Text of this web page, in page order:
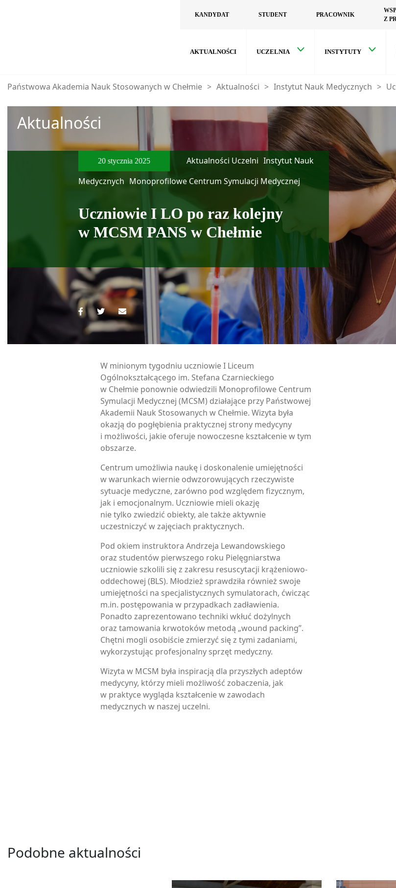
KANDYDAT STUDENT PRACOWNIK
Z
AKTUALNOŚCI UCZELNIA INSTYTUTY
Państwowa Akademia Nauk Stosowanych w Chełmie > Aktualności > Instytut Nauk Medycznych >
Aktualności
20 stycznia 2025 Aktualności Uczelni Instytut Nauk
Medycznych Monoprofilowe Centrum Symulacji Medycznej
Uczniowie I LO po raz kolejny
w MCSM PANS w Chełmie
W minionym tygodniu uczniowie I Liceum
Ogólnokształcącego im. Stefana Czarnieckiego
w Chełmie ponownie odwiedzili Monoprofilowe Centrum
Symulacji Medycznej (MCSM) działające przy Państwowej
Akademii Nauk Stosowanych w Chełmie. Wizyta była
okazją do pogłębienia praktycznej strony medycyny
i możliwości, jakie oferuje nowoczesne kształcenie w tym
obszarze.
Centrum umożliwia naukę i doskonalenie umiejętności
w warunkach wiernie odwzorowujących rzeczywiste
sytuacje medyczne, zarówno pod względem fizycznym,
jak i emocjonalnym. Uczniowie mieli okazję
nie tylko zwiedzić obiekty, ale także aktywnie
uczestniczyć w zajęciach praktycznych.
Pod okiem instruktora Andrzeja Lewandowskiego
oraz studentów pierwszego roku Pielęgniarstwa
uczniowie szkolili się z zakresu resuscytacji krążeniowo-
oddechowej (BLS). Młodzież sprawdziła również swoje
umiejętności na specjalistycznych symulatorach, ćwicząc
m.in. postępowania w przypadkach zadławienia.
Ponadto zaprezentowano techniki wkłuć dożylnych
oraz tamowania krwotoków metodą „wound packing”.
Chętni mogli osobiście zmierzyć się z tymi zadaniami,
wykorzystując profesjonalny sprzęt medyczny.
Wizyta w MCSM była inspiracją dla przyszłych adeptów
medycyny, którzy mieli możliwość zobaczenia, jak
w praktyce wygląda kształcenie w zawodach
medycznych w naszej uczelni.
Podobne aktualności